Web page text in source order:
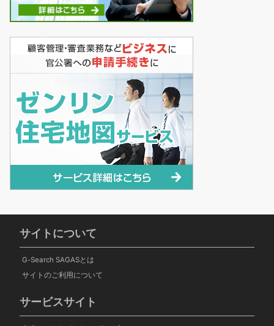
サイトについて
G-Search SAGASとは
サイトのご利用について
サービスサイト